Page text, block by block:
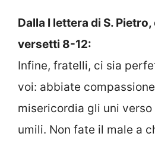
Dalla I lettera di S.
versetti 8-12:
Infine, fratelli, ci sia
voi: abbiate
misericordia gli uni
umili. Non fate il male a